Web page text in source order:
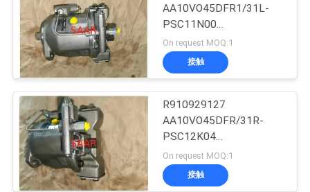
し
な
さ
い
地
図
パーカーデニソン
の油圧ポンプ
AA10VO45DFR1/31L-
PSC11N00
AA10VO45DFR1シリー
ズ 軸活塞変動ポンプ
On request MOQ:1
接触
R910929127
AA10VO45DFR/31R-
PSC12K04
AA10VO45DFRシリーズ
アキシャルピストン可変
ポンプ
On request MOQ:1
接触